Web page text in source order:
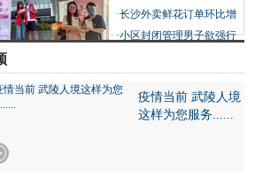
被判赔 产业协会：假的近
20万亩
·长沙外卖鲜花订单环比增
长15倍 外卖送礼成90后七
·小区封闭管理男子欲强行
疫情当前 武陵人境
这样为您服务......